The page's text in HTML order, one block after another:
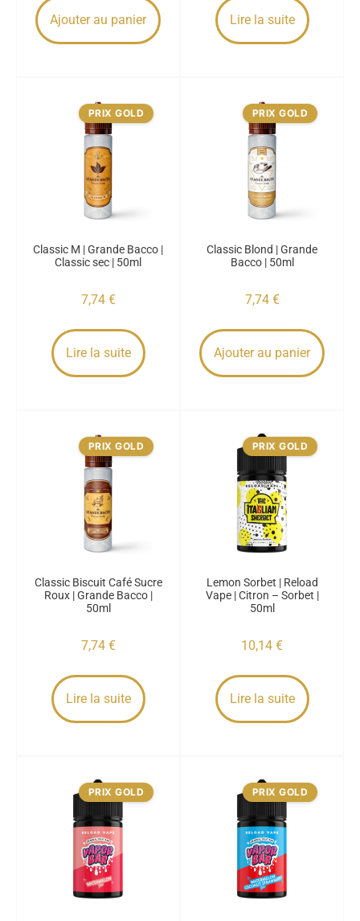
Ajouter au panier Lire la suite
PRIX GOLD
Classic M | Grande Bacco |
Classic sec | 50ml
7,74 €
Lire la suite
PRIX GOLD
Classic Blond | Grande
Bacco | 50ml
7,74 €
Ajouter au panier
PRIX GOLD
Classic Biscuit Café Sucre
Roux | Grande Bacco |
50ml
7,74 €
Lire la suite
PRIX GOLD
Lemon Sorbet | Reload
Vape | Citron – Sorbet |
50ml
10,14 €
Lire la suite
PRIX GOLD PRIX GOLD